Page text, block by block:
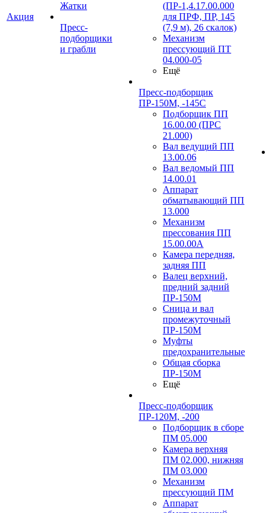
Акция
Жатки
Пресс-
подборщики
и грабли
(ПР-1,4.17.00.000
для ПРФ, ПР, 145
(7,9 м), 26 скалок)
Механизм
прессующий ПТ
04.000-05
Ещё
Пресс-подборщик
ПР-150М, -145С
Подборщик ПП
16.00.00 (ПРС
21.000)
Вал ведущий ПП
13.00.06
Вал ведомый ПП
14.00.01
Аппарат
обматывающий ПП
13.000
Механизм
прессования ПП
15.00.00А
Камера передняя,
задняя ПП
Валец верхний,
предний задний
ПР-150М
Сница и вал
промежуточный
ПР-150М
Муфты
предохранительные
Общая сборка
ПР-150М
Ещё
Пресс-подборщик
ПР-120М, -200
Подборщик в сборе
ПМ 05.000
Камера верхняя
ПМ 02.000, нижняя
ПМ 03.000
Механизм
прессующий ПМ
Аппарат